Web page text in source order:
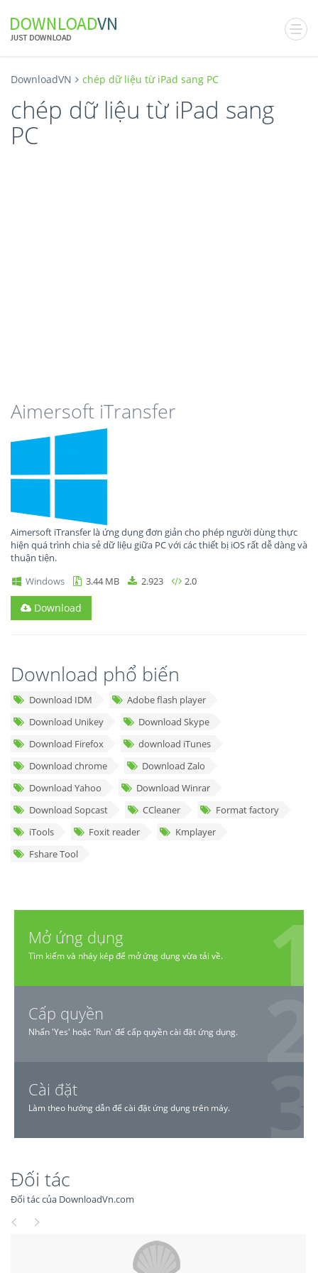
DownloadVN chép dữ liệu từ iPad sang PC
chép dữ liệu từ iPad sang
PC
Aimersoft iTransfer
Aimersoft iTransfer là ứng dụng đơn giản cho phép người dùng thực
hiện quá trình chia sẻ dữ liệu giữa PC với các thiết bị iOS rất dễ dàng và
thuận tiện.
Windows
3.44 MB 2.923 2.0
Download
Download phổ biến
Download IDM
Adobe flash player
Download Unikey
Download Skype
Download Firefox
download iTunes
Download chrome
Download Zalo
Download Yahoo
Download Winrar
Download Sopcast
CCleaner
Format factory
iTools
Foxit reader
Kmplayer
Fshare Tool
Mở ứng dụng
Tìm kiếm và nháy kép để mở ứng dụng vừa tải về.
Cấp quyền
Nhấn 'Yes' hoặc 'Run' để cấp quyền cài đặt ứng dụng.
Cài đặt
Làm theo hướng dẫn để cài đặt ứng dụng trên máy.
Đối tác
Đối tác của DownloadVn.com